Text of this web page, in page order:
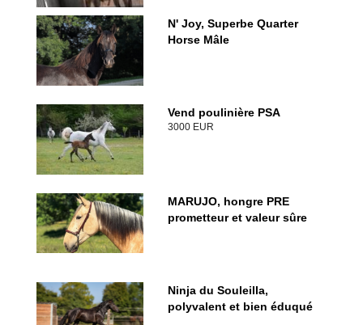
N' Joy, Superbe Quarter
Horse Mâle
Vend poulinière PSA
3000 EUR
MARUJO, hongre PRE
prometteur et valeur sûre
Ninja du Souleilla,
polyvalent et bien éduqué